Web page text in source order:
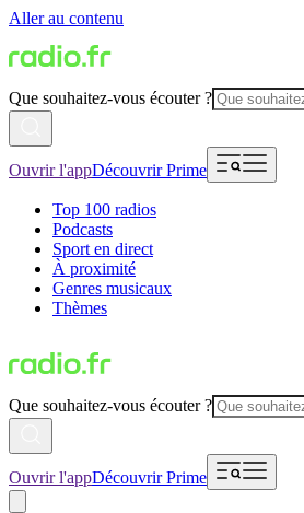
Aller au contenu
Que souhaitez-vous écouter ?
Ouvrir l'appDécouvrir Prime
Top 100 radios
Podcasts
Sport en direct
À proximité
Genres musicaux
Thèmes
Que souhaitez-vous écouter ?
Ouvrir l'appDécouvrir Prime